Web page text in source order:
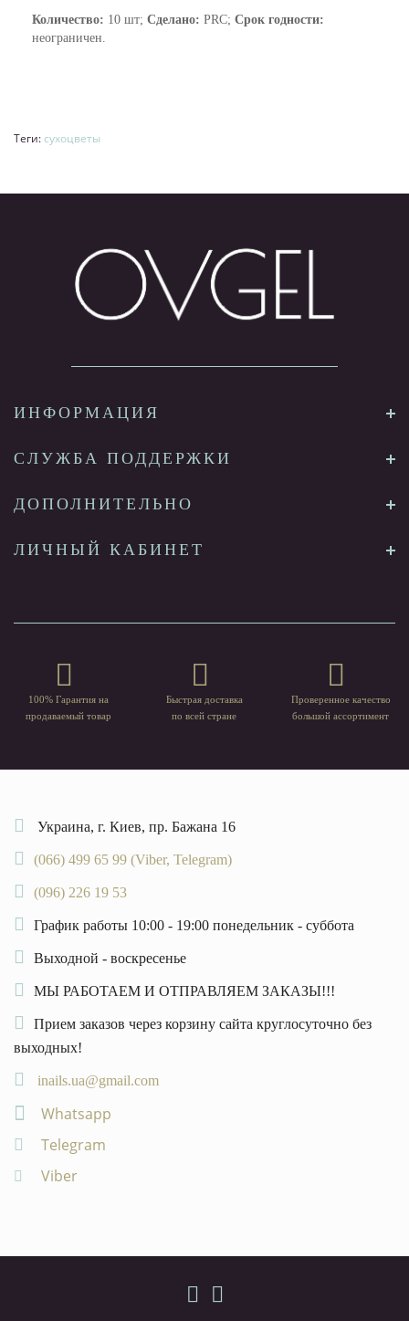
Количество: 10 шт; Сделано: PRC; Срок годности:
неограничен.
Теги: сухоцветы
ИНФОРМАЦИЯ
СЛУЖБА ПОДДЕРЖКИ
ДОПОЛНИТЕЛЬНО
ЛИЧНЫЙ КАБИНЕТ
100% Гарантия на
продаваемый товар
Быстрая доставка
по всей стране
Проверенное качество
большой ассортимент
Украина, г. Киев, пр. Бажана 16
(066) 499 65 99 (Viber, Telegram)
(096) 226 19 53
График работы 10:00 - 19:00 понедельник - суббота
Выходной - воскресенье
МЫ РАБОТАЕМ И ОТПРАВЛЯЕМ ЗАКАЗЫ!!!
Прием заказов через корзину сайта круглосуточно без
выходных!
inails.ua@gmail.com
Whatsapp
Telegram
Viber